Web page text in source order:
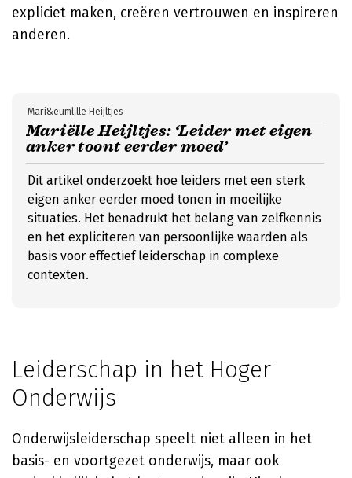
expliciet maken, creëren vertrouwen en inspireren
anderen.
Mariëlle Heijltjes: ‘Leider met eigen
anker toont eerder moed’
Mari&euml;lle Heijltjes
Dit artikel onderzoekt hoe leiders met een sterk
eigen anker eerder moed tonen in moeilijke
situaties. Het benadrukt het belang van zelfkennis
en het expliciteren van persoonlijke waarden als
basis voor effectief leiderschap in complexe
contexten.
Leiderschap in het Hoger
Onderwijs
Onderwijsleiderschap speelt niet alleen in het
basis- en voortgezet onderwijs, maar ook